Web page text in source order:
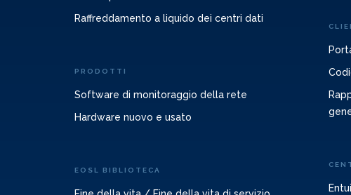
Raffreddamento a liquido dei centri dati
PRODOTTI
Software di monitoraggio della rete
Hardware nuovo e usato
EOSL BIBLIOTECA